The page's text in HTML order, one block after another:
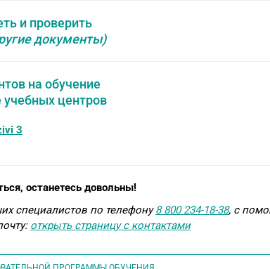
и проверить
документы)
на обучение
учебных центров
останетесь довольны!
специалистов по телефону8 800 234-18-38, с
открыть страницу с контактами